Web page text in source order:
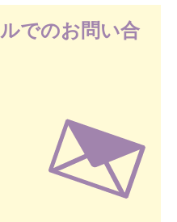
でのお問い合